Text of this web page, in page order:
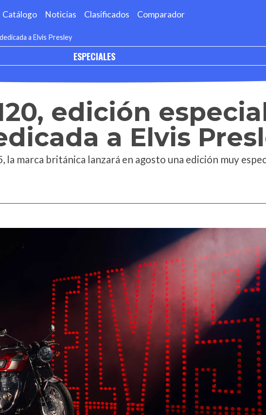
Catálogo Noticias Clasificados Comparador
a Elvis Presley
ESPECIALES
edición
a Elvis
la marca británica lanzará en agosto una edición muy